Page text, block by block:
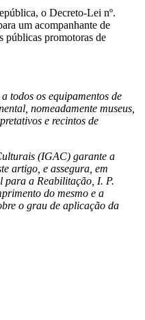
o Decreto-Lei nº.
um acompanhante de
públicas promotoras de
todos os equipamentos de
nomeadamente museus,
e recintos de
(IGAC) garante a
artigo, e assegura, em
a Reabilitação, I. P.
do mesmo e a
o grau de aplicação da